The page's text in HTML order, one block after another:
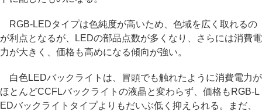
RGB-LEDタイプは色純度が高いため、色域を広く取れるの
が利点となるが、LEDの部品点数が多くなり、さらには消費電
力が大きく、価格も高めになる傾向が強い。
白色LEDバックライトは、冒頭でも触れたように消費電力が
ほとんどCCFLバックライトの液晶と変わらず、価格もRGB-L
EDバックライトタイプよりもだいぶ低く抑えられる。まだ、